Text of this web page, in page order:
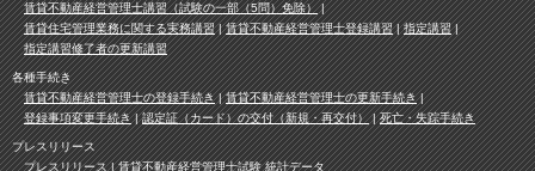
賃貸不動産経営管理士講習（試験の一部（5問）免除）
賃貸住宅管理業務に関する実務講習
賃貸不動産経営管理士登録講習
指定講習
指定講習修了者の更新講習
各種手続き
賃貸不動産経営管理士の登録手続き
賃貸不動産経営管理士の更新手続き
登録事項変更手続き
認定証（カード）の交付（新規・再交付） 死亡・失踪手続き
プレスリリース
プレスリリース
賃貸不動産経営管理士試験 統計データ